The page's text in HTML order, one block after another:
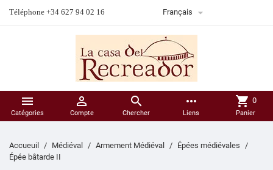
Téléphone +34 627 94 02 16 Français 

Catégories

Compte

Chercher
more_horiz
Liens
shopping_cart 0
Panier
Accueuil Médiéval Armement Médiéval
Épées médiévales
Épée bâtarde II